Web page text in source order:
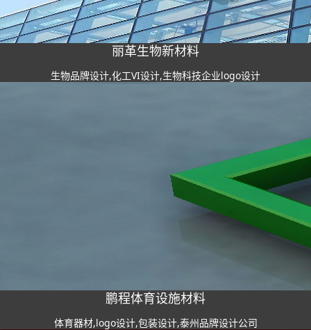
丽革生物新材料
生物品牌设计,化工VI设计,生物科技企业logo设计
鹏程体育设施材料
体育器材,logo设计,包装设计,泰州品牌设计公司